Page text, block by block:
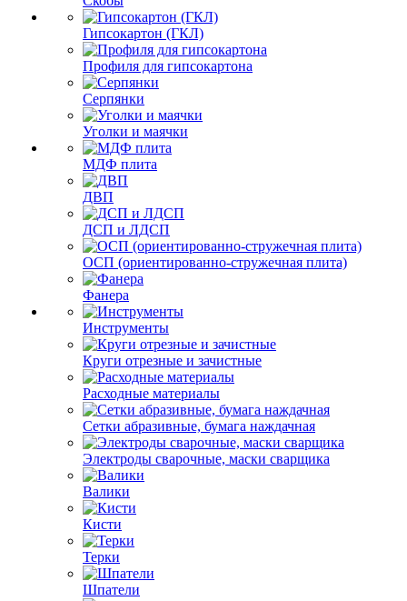
Гипсокартон (ГКЛ)
Профиля для гипсокартона
Серпянки
Уголки и маячки
МДФ плита
ДВП
ДСП и ЛДСП
ОСП (ориентированно-стружечная плита)
Фанера
Инструменты
Круги отрезные и зачистные
Расходные материалы
Сетки абразивные, бумага наждачная
Электроды сварочные, маски сварщика
Валики
Кисти
Терки
Шпатели